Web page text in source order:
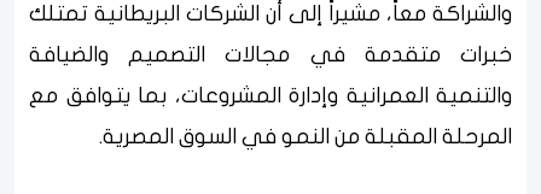
والشراكة معاً، مشيراً إلى أن الشركات البريطانية تمتلك
خبرات متقدمة في مجالات التصميم والضيافة
والتنمية العمرانية وإدارة المشروعات، بما يتوافق مع
المرحلة المقبلة من النمو في السوق المصرية.